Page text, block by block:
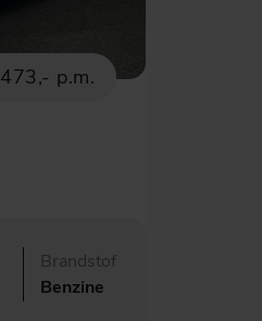
473,- p.m.
Brandstof
Benzine